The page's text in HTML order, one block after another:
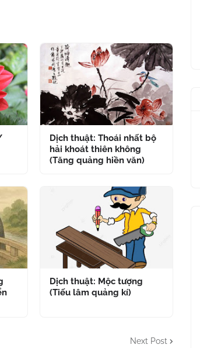
Dịch thuật: Thoái nhất bộ
hải khoát thiên không
(Tăng quảng hiền văn)
Dịch thuật: Mộc tượng
(Tiếu lâm quảng kí)
Next Post